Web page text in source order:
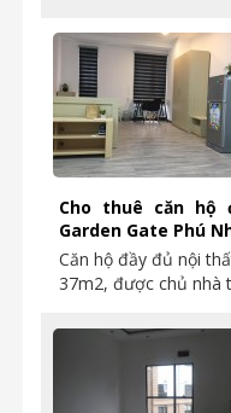
Cho thuê căn
Garden Gate Phú
Căn hộ đầy đủ nội
37m2, được chủ nhà